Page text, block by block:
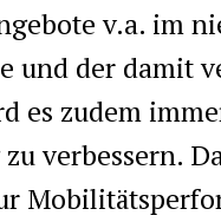
v.a. im
und der damit
es zudem
verbessern.